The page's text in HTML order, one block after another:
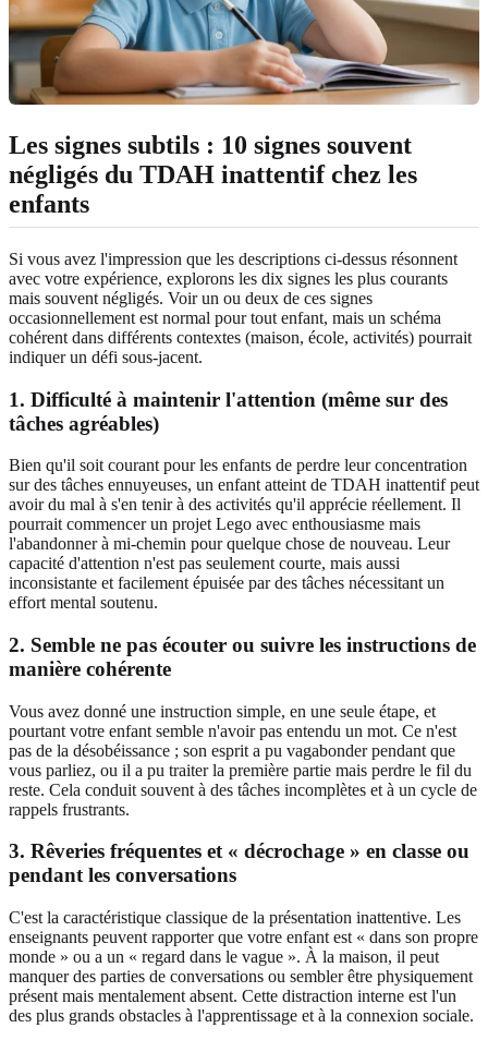
Les signes subtils : 10 signes souvent
négligés du TDAH inattentif chez les
enfants
Si vous avez l'impression que les descriptions ci-dessus résonnent
avec votre expérience, explorons les dix signes les plus courants
mais souvent négligés. Voir un ou deux de ces signes
occasionnellement est normal pour tout enfant, mais un schéma
cohérent dans différents contextes (maison, école, activités) pourrait
indiquer un défi sous-jacent.
1. Difficulté à maintenir l'attention (même sur des
tâches agréables)
Bien qu'il soit courant pour les enfants de perdre leur concentration
sur des tâches ennuyeuses, un enfant atteint de TDAH inattentif peut
avoir du mal à s'en tenir à des activités qu'il apprécie réellement. Il
pourrait commencer un projet Lego avec enthousiasme mais
l'abandonner à mi-chemin pour quelque chose de nouveau. Leur
capacité d'attention n'est pas seulement courte, mais aussi
inconsistante et facilement épuisée par des tâches nécessitant un
effort mental soutenu.
2. Semble ne pas écouter ou suivre les instructions de
manière cohérente
Vous avez donné une instruction simple, en une seule étape, et
pourtant votre enfant semble n'avoir pas entendu un mot. Ce n'est
pas de la désobéissance ; son esprit a pu vagabonder pendant que
vous parliez, ou il a pu traiter la première partie mais perdre le fil du
reste. Cela conduit souvent à des tâches incomplètes et à un cycle de
rappels frustrants.
3. Rêveries fréquentes et « décrochage » en classe ou
pendant les conversations
C'est la caractéristique classique de la présentation inattentive. Les
enseignants peuvent rapporter que votre enfant est « dans son propre
monde » ou a un « regard dans le vague ». À la maison, il peut
manquer des parties de conversations ou sembler être physiquement
présent mais mentalement absent. Cette distraction interne est l'un
des plus grands obstacles à l'apprentissage et à la connexion sociale.